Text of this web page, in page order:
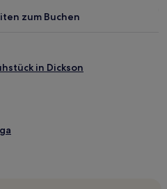
zum Buchen
in Dickson